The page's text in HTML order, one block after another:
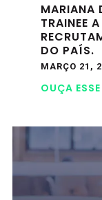
MARIANA
TRAINEE
DO PAÍS.
MARÇO 21,
OUÇA